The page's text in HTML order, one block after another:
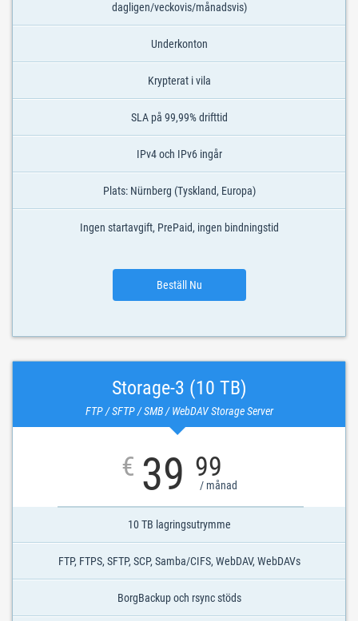
dagligen/veckovis/månadsvis)
Underkonton
Krypterat i vila
SLA på 99,99% drifttid
IPv4 och IPv6 ingår
Plats: Nürnberg (Tyskland, Europa)
Ingen startavgift, PrePaid, ingen bindningstid
Beställ Nu
Storage-3 (10 TB)
FTP / SFTP / SMB / WebDAV Storage Server
€ 39 99
/ månad
10 TB lagringsutrymme
FTP, FTPS, SFTP, SCP, Samba/CIFS, WebDAV, WebDAVs
BorgBackup och rsync stöds